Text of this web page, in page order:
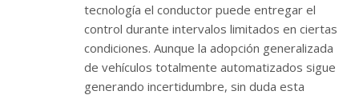
tecnología el conductor puede entregar el
control durante intervalos limitados en ciertas
condiciones. Aunque la adopción generalizada
de vehículos totalmente automatizados sigue
generando incertidumbre, sin duda esta